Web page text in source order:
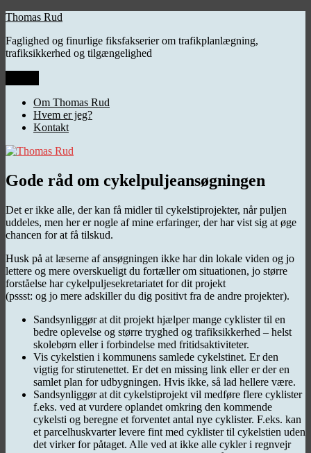
Videre
indhold
Thomas Rud
Faglighed og finurlige fiksfakserier om trafikplanlægning,
trafiksikkerhed og tilgængelighed
Om Thomas Rud
Hvem er jeg?
Kontakt
Gode råd om cykelpuljeansøgningen
Det er ikke alle, der kan få midler til cykelstiprojekter, når puljen
uddeles, men her er nogle af mine erfaringer, der har vist sig at øge
chancen for at få tilskud.
Husk på at læserne af ansøgningen ikke har din lokale viden og jo
lettere og mere overskueligt du fortæller om situationen, jo større
forståelse har cykelpuljesekretariatet for dit projekt
(pssst: og jo mere adskiller du dig positivt fra de andre projekter).
Sandsynliggør at dit projekt hjælper mange cyklister til en
bedre oplevelse og større tryghed og trafiksikkerhed – helst
skolebørn eller i forbindelse med fritidsaktiviteter.
Vis cykelstien i kommunens samlede cykelstinet. Er den
vigtig for stirutenettet. Er det en missing link eller er der en
samlet plan for udbygningen. Hvis ikke, så lad hellere være.
Sandsynliggør at dit cykelstiprojekt vil medføre flere cyklister
f.eks. ved at vurdere oplandet omkring den kommende
cykelsti og beregne et forventet antal nye cyklister. F.eks. kan
et parcelhuskvarter levere fint med cyklister til cykelstien uden
det virker for påtaget. Alle ved at ikke alle cykler i regnvejr